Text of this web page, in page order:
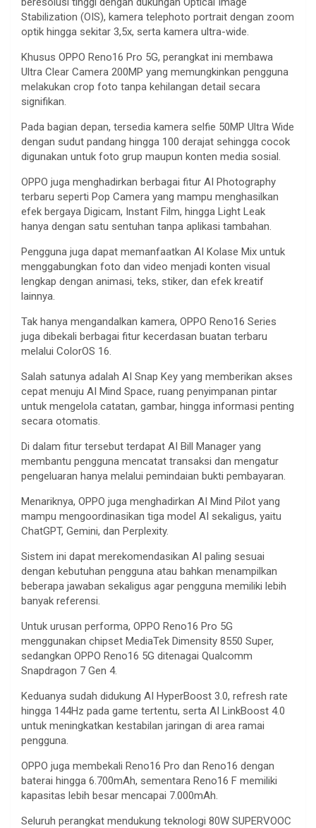
Stabilization (OIS), kamera telephoto portrait dengan zoom
optik hingga sekitar 3,5x, serta kamera ultra-wide.
Khusus OPPO Reno16 Pro 5G, perangkat ini membawa
Ultra Clear Camera 200MP yang memungkinkan pengguna
melakukan crop foto tanpa kehilangan detail secara
signifikan.
Pada bagian depan, tersedia kamera selfie 50MP Ultra Wide
dengan sudut pandang hingga 100 derajat sehingga cocok
digunakan untuk foto grup maupun konten media sosial.
OPPO juga menghadirkan berbagai fitur AI Photography
terbaru seperti Pop Camera yang mampu menghasilkan
efek bergaya Digicam, Instant Film, hingga Light Leak
hanya dengan satu sentuhan tanpa aplikasi tambahan.
Pengguna juga dapat memanfaatkan AI Kolase Mix untuk
menggabungkan foto dan video menjadi konten visual
lengkap dengan animasi, teks, stiker, dan efek kreatif
lainnya.
Tak hanya mengandalkan kamera, OPPO Reno16 Series
juga dibekali berbagai fitur kecerdasan buatan terbaru
melalui ColorOS 16.
Salah satunya adalah AI Snap Key yang memberikan akses
cepat menuju AI Mind Space, ruang penyimpanan pintar
untuk mengelola catatan, gambar, hingga informasi penting
secara otomatis.
Di dalam fitur tersebut terdapat AI Bill Manager yang
membantu pengguna mencatat transaksi dan mengatur
pengeluaran hanya melalui pemindaian bukti pembayaran.
Menariknya, OPPO juga menghadirkan AI Mind Pilot yang
mampu mengoordinasikan tiga model AI sekaligus, yaitu
ChatGPT, Gemini, dan Perplexity.
Sistem ini dapat merekomendasikan AI paling sesuai
dengan kebutuhan pengguna atau bahkan menampilkan
beberapa jawaban sekaligus agar pengguna memiliki lebih
banyak referensi.
Untuk urusan performa, OPPO Reno16 Pro 5G
menggunakan chipset MediaTek Dimensity 8550 Super,
sedangkan OPPO Reno16 5G ditenagai Qualcomm
Snapdragon 7 Gen 4.
Keduanya sudah didukung AI HyperBoost 3.0, refresh rate
hingga 144Hz pada game tertentu, serta AI LinkBoost 4.0
untuk meningkatkan kestabilan jaringan di area ramai
pengguna.
OPPO juga membekali Reno16 Pro dan Reno16 dengan
baterai hingga 6.700mAh, sementara Reno16 F memiliki
kapasitas lebih besar mencapai 7.000mAh.
Seluruh perangkat mendukung teknologi 80W SUPERVOOC